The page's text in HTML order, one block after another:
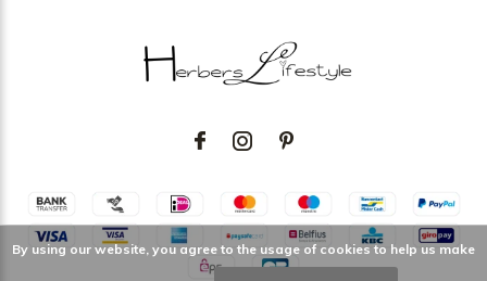
By using our website, you agree to the usage of cookies to help us make